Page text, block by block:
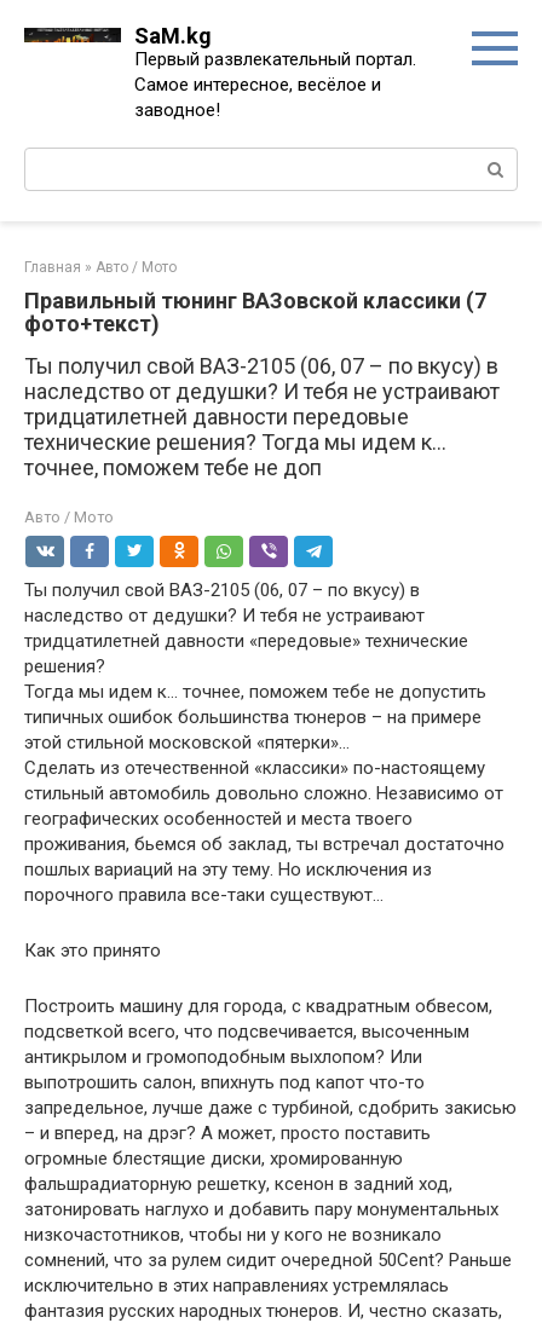
SaM.kg
Первый развлекательный портал.
Самое интересное, весёлое и
заводное!
Поиск:
Главная » Авто / Мото
Правильный тюнинг ВАЗовской классики (7
фото+текст)
Ты получил свой ВАЗ-2105 (06, 07 – по вкусу) в
наследство от дедушки? И тебя не устраивают
тридцатилетней давности передовые
технические решения? Тогда мы идем к…
точнее, поможем тебе не доп
Авто / Мото
Ты получил свой ВАЗ-2105 (06, 07 – по вкусу) в
наследство от дедушки? И тебя не устраивают
тридцатилетней давности «передовые» технические
решения?
Тогда мы идем к… точнее, поможем тебе не допустить
типичных ошибок большинства тюнеров – на примере
этой стильной московской «пятерки»…
Сделать из отечественной «классики» по-настоящему
стильный автомобиль довольно сложно. Независимо от
географических особенностей и места твоего
проживания, бьемся об заклад, ты встречал достаточно
пошлых вариаций на эту тему. Но исключения из
порочного правила все-таки существуют…
Как это принято
Построить машину для города, с квадратным обвесом,
подсветкой всего, что подсвечивается, высоченным
антикрылом и громоподобным выхлопом? Или
выпотрошить салон, впихнуть под капот что-то
запредельное, лучше даже с турбиной, сдобрить закисью
– и вперед, на дрэг? А может, просто поставить
огромные блестящие диски, хромированную
фальшрадиаторную решетку, ксенон в задний ход,
затонировать наглухо и добавить пару монументальных
низкочастотников, чтобы ни у кого не возникало
сомнений, что за рулем сидит очередной 50Cent? Раньше
исключительно в этих направлениях устремлялась
фантазия русских народных тюнеров. И, честно сказать,